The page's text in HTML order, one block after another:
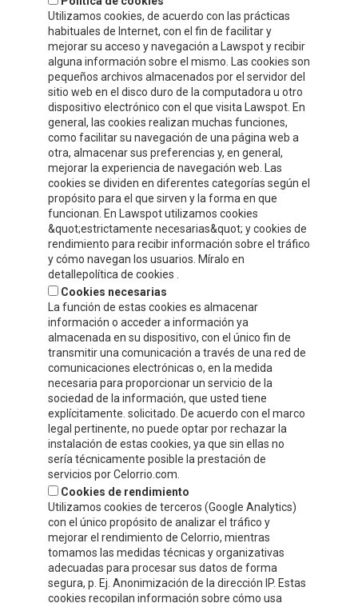
Utilizamos cookies, de acuerdo con las prácticas
habituales de Internet, con el fin de facilitar y
mejorar su acceso y navegación a Lawspot y recibir
alguna información sobre el mismo. Las cookies son
pequeños archivos almacenados por el servidor del
sitio web en el disco duro de la computadora u otro
dispositivo electrónico con el que visita Lawspot. En
general, las cookies realizan muchas funciones,
como facilitar su navegación de una página web a
otra, almacenar sus preferencias y, en general,
mejorar la experiencia de navegación web. Las
cookies se dividen en diferentes categorías según el
propósito para el que sirven y la forma en que
funcionan. En Lawspot utilizamos cookies
&quot;estrictamente necesarias&quot; y cookies de
rendimiento para recibir información sobre el tráfico
y cómo navegan los usuarios. Míralo en
detallepolítica de cookies .
Cookies necesarias
La función de estas cookies es almacenar
información o acceder a información ya
almacenada en su dispositivo, con el único fin de
transmitir una comunicación a través de una red de
comunicaciones electrónicas o, en la medida
necesaria para proporcionar un servicio de la
sociedad de la información, que usted tiene
explícitamente. solicitado. De acuerdo con el marco
legal pertinente, no puede optar por rechazar la
instalación de estas cookies, ya que sin ellas no
sería técnicamente posible la prestación de
servicios por Celorrio.com.
Cookies de rendimiento
Utilizamos cookies de terceros (Google Analytics)
con el único propósito de analizar el tráfico y
mejorar el rendimiento de Celorrio, mientras
tomamos las medidas técnicas y organizativas
adecuadas para procesar sus datos de forma
segura, p. Ej. Anonimización de la dirección IP. Estas
cookies recopilan información sobre cómo usa
INFORMACIÓN DE CONTACTO
Compre y Compare S.A.U.
Polígono Tejerías Sur, Calle Torrecilla, 42
26500 - Calahorra (La Rioja)
+34 941 132 803
info@celorrio.com
ZONA PRIVADA
¡ESCRÍBENOS!